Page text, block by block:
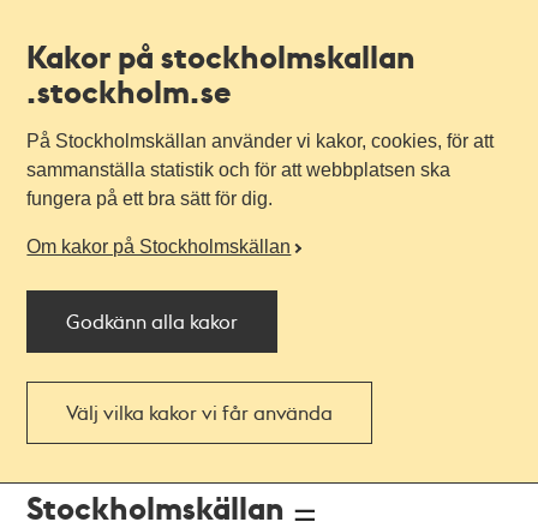
Kakor på stockholmskallan
.stockholm.se
På Stockholmskällan använder vi kakor, cookies, för att
sammanställa statistik och för att webbplatsen ska
fungera på ett bra sätt för dig.
Om kakor på Stockholmskällan
Godkänn alla kakor
Välj vilka kakor vi får använda
Stockholmskällan